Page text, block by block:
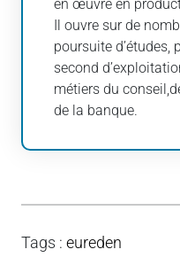
en œuvre en
Il ouvre sur de
poursuite d’études,
second
métiers du
de la banque.
Tags : eureden